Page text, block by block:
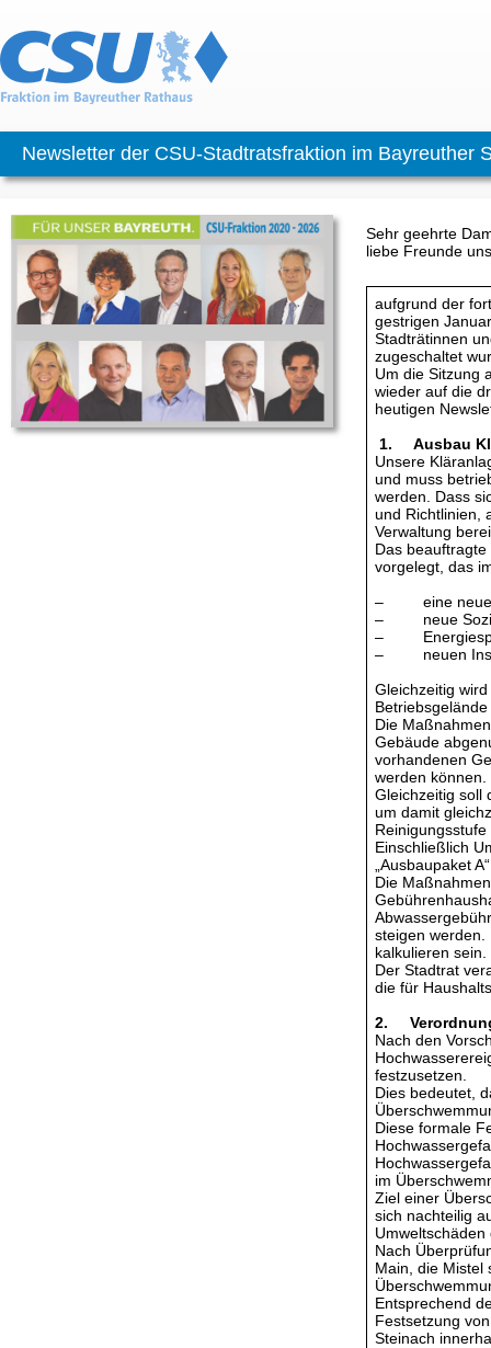
Newsletter der CSU-Stadtratsfraktion im Bayreuther
Sehr geehrte
liebe Freunde
aufgrund der
gestrigen
Stadträtinnen
zugeschaltet
Um die Sitzung
wieder auf die
heutigen
1. Ausbau
Unsere
und muss
werden. Dass
und Richtlinien,
Verwaltung
Das
vorgelegt, das
– eine neue
– neue
–
– neuen
Gleichzeitig
Die
Gebäude
vorhandenen
werden können.
Gleichzeitig soll
um damit
Einschließlich
„Ausbaupaket
Die
steigen werden.
kalkulieren sein.
Der Stadtrat
die für
2. Verordnung
Nach den
festzusetzen.
Dies bedeutet,
Diese formale
im
Ziel einer
sich nachteilig
Nach
Main, die Mistel
Entsprechend
Festsetzung
Steinach